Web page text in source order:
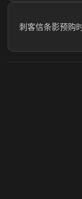
刺客信条影预购